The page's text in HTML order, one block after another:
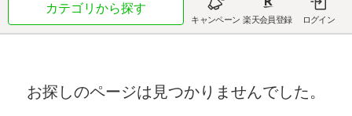
カテゴリから探す
キャンペーン 楽天会員登録 ログイン
お探しのページは見つかりませんでした。